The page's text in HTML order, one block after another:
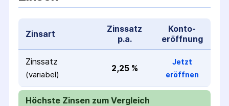
Zinsart
Zinssatz
p.a.
Konto­
eröffnung
Zinssatz
(variabel)
2,25 %
Jetzt
eröffnen
Höchste Zinsen zum Vergleich